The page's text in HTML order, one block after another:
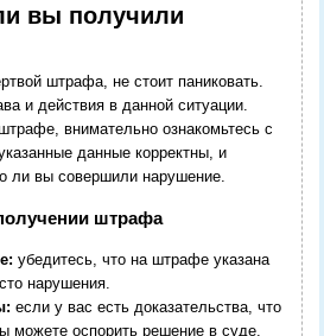
вы получили
штрафа, не стоит паниковать.
и действия в данной ситуации.
внимательно ознакомьтесь с
данные корректны, и
ли вы совершили нарушение.
штрафа
убедитесь, что на штрафе указана
нарушения.
если у вас есть доказательства, что
можете оспорить решение в суде.